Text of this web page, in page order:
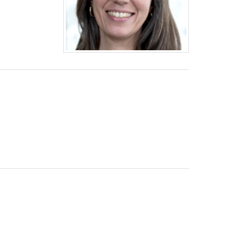
lesquelles j'ai réalisé de nombreux projet
et rédigé des articles pour le compte de